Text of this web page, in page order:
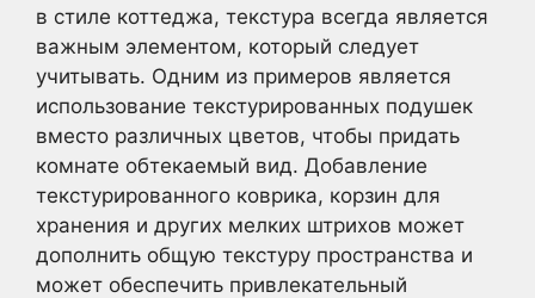
в стиле коттеджа, текстура всегда является
важным элементом, который следует
учитывать. Одним из примеров является
использование текстурированных подушек
вместо различных цветов, чтобы придать
комнате обтекаемый вид. Добавление
текстурированного коврика, корзин для
хранения и других мелких штрихов может
дополнить общую текстуру пространства и
может обеспечить привлекательный